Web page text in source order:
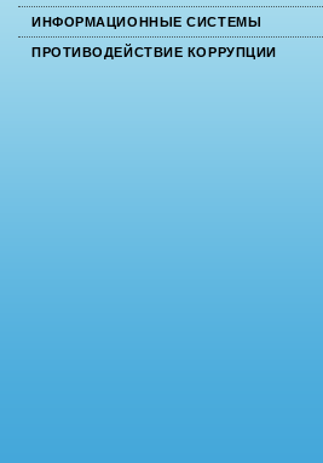
ИНФОРМАЦИОННЫЕ СИСТЕМЫ
ПРОТИВОДЕЙСТВИЕ КОРРУПЦИИ